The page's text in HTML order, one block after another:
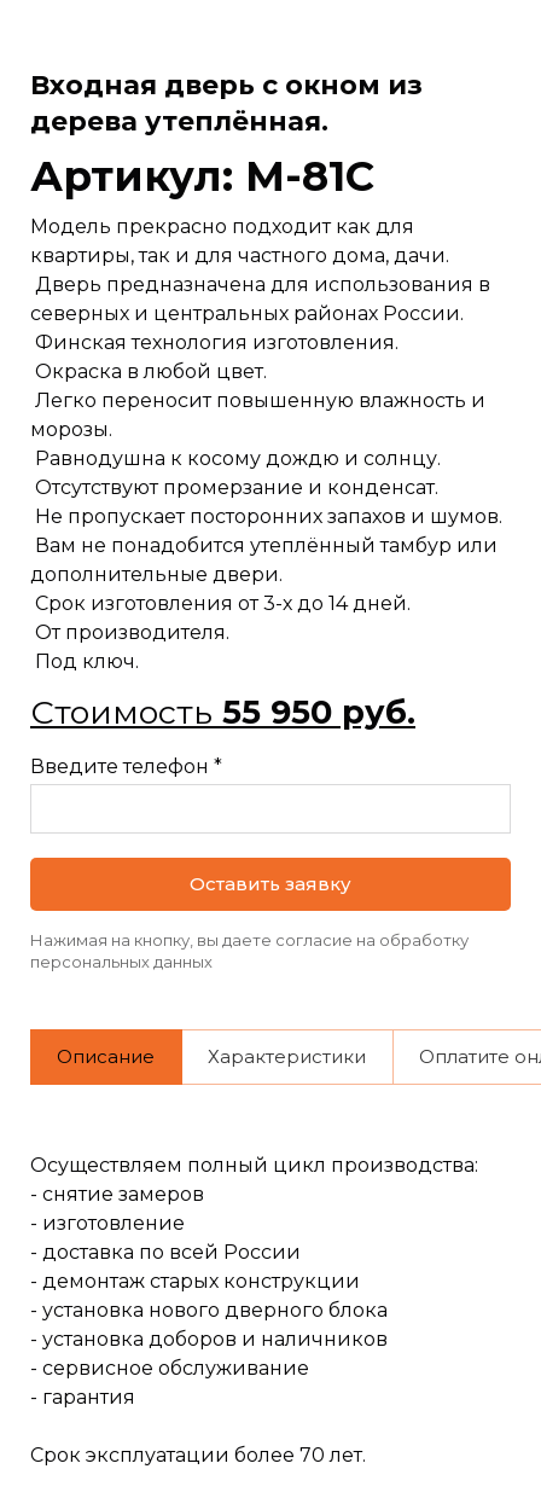
Входная дверь с окном из
дерева утеплённая.
Артикул: М-81С
Модель прекрасно подходит как для
квартиры, так и для частного дома, дачи.
Дверь предназначена для использования в
северных и центральных районах России.
Финская технология изготовления.
Окраска в любой цвет.
Легко переносит повышенную влажность и
морозы.
Равнодушна к косому дождю и солнцу.
Отсутствуют промерзание и конденсат.
Не пропускает посторонних запахов и шумов.
Вам не понадобится утеплённый тамбур или
дополнительные двери.
Срок изготовления от 3-х до 14 дней.
От производителя.
Под ключ.
Стоимость 55 950 руб.
Введите телефон *
Оставить заявку
Нажимая на кнопку, вы даете согласие на обработку
персональных данных
Описание Характеристики Оплатите
Осуществляем полный цикл производства:
- снятие замеров
- изготовление
- доставка по всей России
- демонтаж старых конструкции
- установка нового дверного блока
- установка доборов и наличников
- сервисное обслуживание
- гарантия
Срок эксплуатации более 70 лет.